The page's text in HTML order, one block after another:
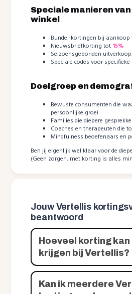
Speciale manieren
winkel
Bundel-kortingen bij aankoop
Nieuwsbriefkorting tot 15%
Seizoensgebonden
Speciale codes voor
Doelgroep en
Bewuste consumenten die
persoonlijke groei
Families die diepere
Coaches en therapeuten die
Mindfulness beoefenaars en
Ben jij eigenlijk wel klaar voor de
(Geen zorgen, met korting is alles
Jouw Vertellis
beantwoord
Hoeveel korting
krijgen bij Vertellis?
Kan ik meerdere